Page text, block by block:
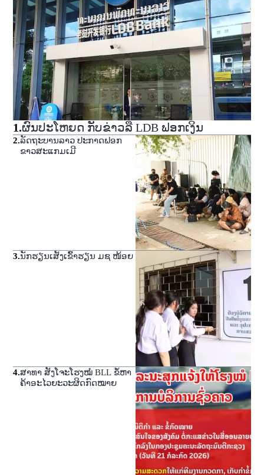
1.ຜົນປະໂຫຍດ ກັບຂ່າວລື LDB ຟອກເງິນ
2.ລັດຖະບານລາວ ປະກາດຟອກ
ຂາວສະແກມເມີ
3.ນັກຮຽນເສັງເຂົ້າຮຽນ ມຊ ໜ້ອຍ
4.ສາທາ ສັງໂຈະໂຮງໝໍ BLL ຂໍ້ຫາ
ຄ້າອະໄວຍະວະຜິດກົດໝາຍ